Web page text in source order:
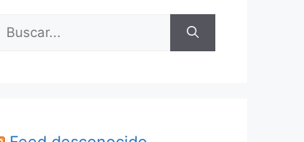
Buscar: